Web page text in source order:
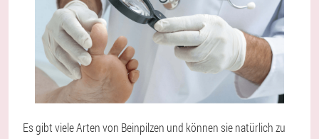
Es gibt viele Arten von Beinpilzen und können sie natürlich zu